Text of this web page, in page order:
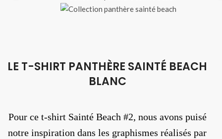
LE T-SHIRT PANTHÈRE SAINTÉ BEACH
BLANC
Pour ce t-shirt Sainté Beach #2, nous avons puisé
notre inspiration dans les graphismes réalisés par